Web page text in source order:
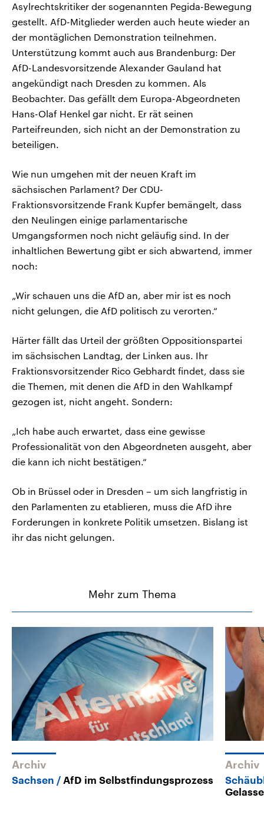
Asylrechtskritiker der sogenannten Pegida-Bewegung
gestellt. AfD-Mitglieder werden auch heute wieder an
der montäglichen Demonstration teilnehmen.
Unterstützung kommt auch aus Brandenburg: Der
AfD-Landesvorsitzende Alexander Gauland hat
angekündigt nach Dresden zu kommen. Als
Beobachter. Das gefällt dem Europa-Abgeordneten
Hans-Olaf Henkel gar nicht. Er rät seinen
Parteifreunden, sich nicht an der Demonstration zu
beteiligen.
Wie nun umgehen mit der neuen Kraft im
sächsischen Parlament? Der CDU-
Fraktionsvorsitzende Frank Kupfer bemängelt, dass
den Neulingen einige parlamentarische
Umgangsformen noch nicht geläufig sind. In der
inhaltlichen Bewertung gibt er sich abwartend, immer
noch:
„Wir schauen uns die AfD an, aber mir ist es noch
nicht gelungen, die AfD politisch zu verorten.“
Härter fällt das Urteil der größten Oppositionspartei
im sächsischen Landtag, der Linken aus. Ihr
Fraktionsvorsitzender Rico Gebhardt findet, dass sie
die Themen, mit denen die AfD in den Wahlkampf
gezogen ist, nicht angeht. Sondern:
„Ich habe auch erwartet, dass eine gewisse
Professionalität von den Abgeordneten ausgeht, aber
die kann ich nicht bestätigen.“
Ob in Brüssel oder in Dresden – um sich langfristig in
den Parlamenten zu etablieren, muss die AfD ihre
Forderungen in konkrete Politik umsetzen. Bislang ist
ihr das nicht gelungen.
Mehr zum Thema
Archiv
Sachsen AfD im Selbstfindungsprozess
Archiv